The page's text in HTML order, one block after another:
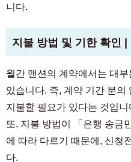
니다.
지불 방법 및 기한 확인 |
월간 맨션의 계약에서는 대
있습니다. 즉, 계약 기간 분의
지불할 필요가 있다는 것입니
또, 지불 방법이 「은행 송금
에 따라 다르기 때문에, 신청
다.